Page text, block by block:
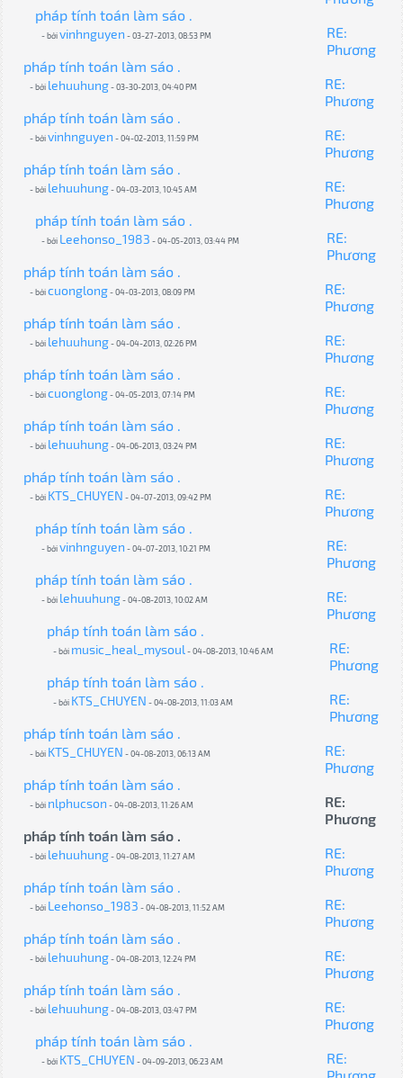
pháp tính toán làm sáo .
- bởivinhnguyen - 03-27-2013, 08:53 PM
RE:
Phương
pháp tính toán làm sáo .
- bởi lehuuhung- 03-30-2013, 04:40 PM
RE:
Phương
pháp tính toán làm sáo .
- bởivinhnguyen - 04-02-2013, 11:59 PM
RE:
Phương
pháp tính toán làm sáo .
- bởi lehuuhung- 04-03-2013, 10:45 AM
RE:
Phương
pháp tính toán làm sáo .
- bởi Leehonso_1983 - 04-05-2013, 03:44 PM
RE:
Phương
pháp tính toán làm sáo .
- bởicuonglong- 04-03-2013, 08:09 PM
RE:
Phương
pháp tính toán làm sáo .
- bởi lehuuhung- 04-04-2013, 02:26 PM
RE:
Phương
pháp tính toán làm sáo .
- bởicuonglong- 04-05-2013, 07:14 PM
RE:
Phương
pháp tính toán làm sáo .
- bởi lehuuhung- 04-06-2013, 03:24 PM
RE:
Phương
pháp tính toán làm sáo .
- bởi KTS_CHUYEN - 04-07-2013, 09:42 PM
RE:
Phương
pháp tính toán làm sáo .
- bởivinhnguyen - 04-07-2013, 10:21 PM
RE:
Phương
pháp tính toán làm sáo .
- bởi lehuuhung- 04-08-2013, 10:02 AM
RE:
Phương
pháp tính toán làm sáo .
- bởi music_heal_mysoul- 04-08-2013, 10:46 AM
RE:
Phương
pháp tính toán làm sáo .
- bởi KTS_CHUYEN - 04-08-2013, 11:03 AM
RE:
Phương
pháp tính toán làm sáo .
- bởi KTS_CHUYEN - 04-08-2013, 06:13 AM
RE:
Phương
pháp tính toán làm sáo .
- bởi nlphucson - 04-08-2013, 11:26 AM
RE:
Phương
pháp tính toán làm sáo .
- bởi lehuuhung- 04-08-2013, 11:27 AM
RE:
Phương
pháp tính toán làm sáo .
- bởi Leehonso_1983 - 04-08-2013, 11:52 AM
RE:
Phương
pháp tính toán làm sáo .
- bởi lehuuhung- 04-08-2013, 12:24 PM
RE:
Phương
pháp tính toán làm sáo .
- bởi lehuuhung- 04-08-2013, 03:47 PM
RE:
Phương
pháp tính toán làm sáo .
- bởi KTS_CHUYEN - 04-09-2013, 06:23 AM
RE: